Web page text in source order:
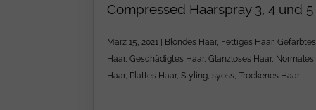
Compressed Haarspray 3, 4 und 5
März 15, 2021 | Blondes Haar, Fettiges Haar, Gefärbtes
Haar, Geschädigtes Haar, Glanzloses Haar, Normales
Haar, Plattes Haar, Styling syoss Trockenes Haar